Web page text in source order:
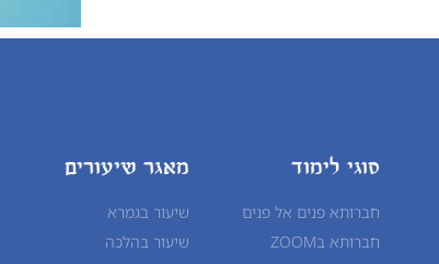
סוגי לימוד
חברותא פנים אל פנים
חברותא בZOOM
מאגר שיעורים
שיעור בגמרא
שיעור בהלכה